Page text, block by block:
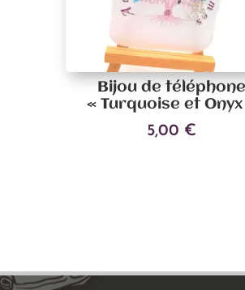
Bijou de téléphone
« Turquoise et Onyx
5,00 €